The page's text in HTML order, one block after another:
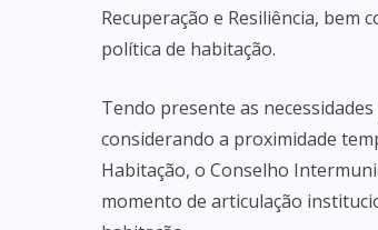
Recuperação e Resiliência,
política de habitação.
Tendo presente as
considerando a proximidade
Habitação, o Conselho
momento de articulação